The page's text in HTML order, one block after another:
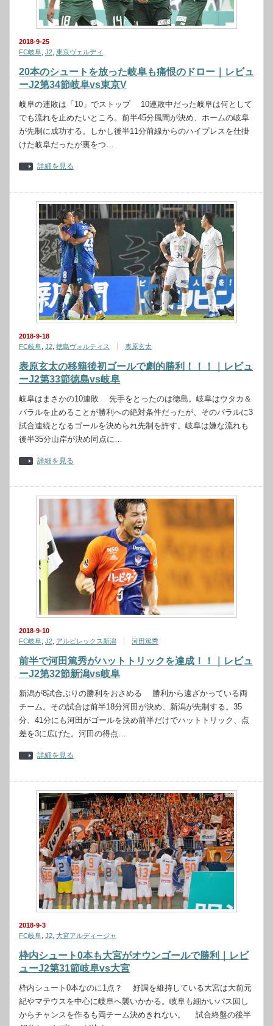
2018-9-25
FC岐阜 J2 東京ヴェルディ
20本のシュートを放った岐阜も痛恨のドロー｜レビュ
ーJ2第34節岐阜vs東京V
岐阜の連敗は「10」でストップ 10連敗中だった岐阜は何として
でも流れを止めたいところ。前半45分風間が決め、ホームの岐阜
が先制に成功する。しかし後半11分前線からのハイプレスを仕掛
けた岐阜だったが裏をつ…
詳細を見る
2018-9-18
FC岐阜 J2 徳島ヴォルティス 表原玄太
表原玄太の移籍後初ゴールで劇的勝利！！！｜レビュ
ーJ2第33節徳島vs岐阜
岐阜はまさかの10連敗 先手をとったのは徳島。岐阜はウタカ＆
バラルを止めることが勝利への絶対条件だったが、そのバラルに3
試合連続となるゴールを決められ先制を許す。岐阜は嫌な流れも
後半35分山岸が決め同点に…
詳細を見る
2018-9-10
FC岐阜 J2 アルビレックス新潟 河田篤秀
前半で河田篤秀がハットトリックを達成！！｜レビュ
ーJ2第32節新潟vs岐阜
新潟が8試合ぶりの勝利をおさめる 勝利から遠ざかっている両
チーム。その試合は前半18分河田が決め、新潟が先制する。35
分、41分にも河田がゴールを決め前半だけでハットトリック、点
差を3に広げた。河田の得点…
詳細を見る
2018-9-3
FC岐阜 J2 大宮アルディージャ
枠内シュート0本も大宮がオウンゴールで勝利｜レビ
ューJ2第31節岐阜vs大宮
枠内シュート0本なのに1点？ 好調を維持している大宮は大前元
紀やマテウスを中心に岐阜へ襲いかかる。岐阜も細かいパス回し
からチャンスを作るも両チーム決めきれない。 試合終盤の後半